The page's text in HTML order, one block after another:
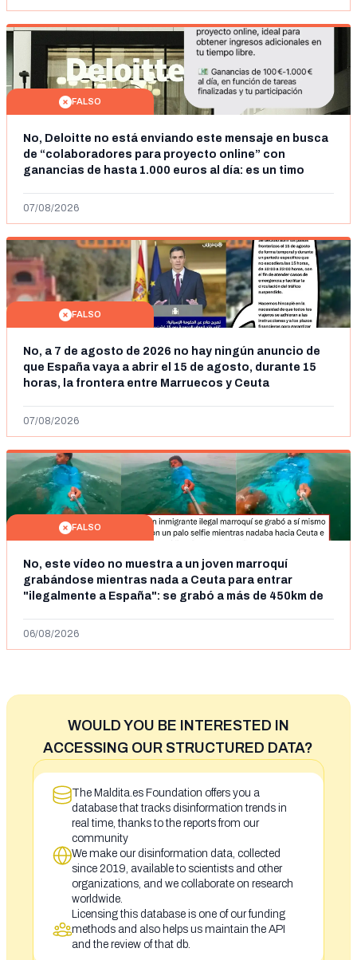
FALSO
No, Deloitte no está enviando este mensaje en busca
de “colaboradores para proyecto online” con
ganancias de hasta 1.000 euros al día: es un timo
07/08/2026
FALSO
No, a 7 de agosto de 2026 no hay ningún anuncio de
que España vaya a abrir el 15 de agosto, durante 15
horas, la frontera entre Marruecos y Ceuta
07/08/2026
FALSO
No, este vídeo no muestra a un joven marroquí
grabándose mientras nada a Ceuta para entrar
"ilegalmente a España": se grabó a más de 450km de
06/08/2026
WOULD YOU BE INTERESTED IN
ACCESSING OUR STRUCTURED DATA?
The Maldita.es Foundation offers you a
database that tracks disinformation trends in
real time, thanks to the reports from our
community
We make our disinformation data, collected
since 2019, available to scientists and other
organizations, and we collaborate on research
worldwide.
Licensing this database is one of our funding
methods and also helps us maintain the API
and the review of that db.